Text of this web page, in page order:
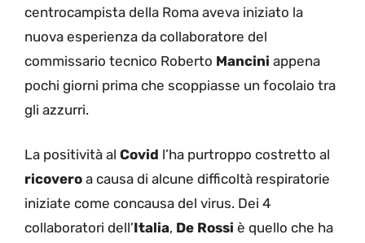
centrocampista della Roma aveva iniziato la
nuova esperienza da collaboratore del
commissario tecnico Roberto Mancini appena
pochi giorni prima che scoppiasse un focolaio tra
gli azzurri.
La positività al Covid l’ha purtroppo costretto al
ricovero a causa di alcune difficoltà respiratorie
iniziate come concausa del virus. Dei 4
collaboratori dell’Italia, De Rossi è quello che ha